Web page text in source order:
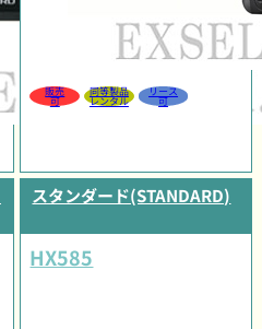
販売
可
同等製品
レンタル
リース
可
スタンダード(STANDARD)
HX585